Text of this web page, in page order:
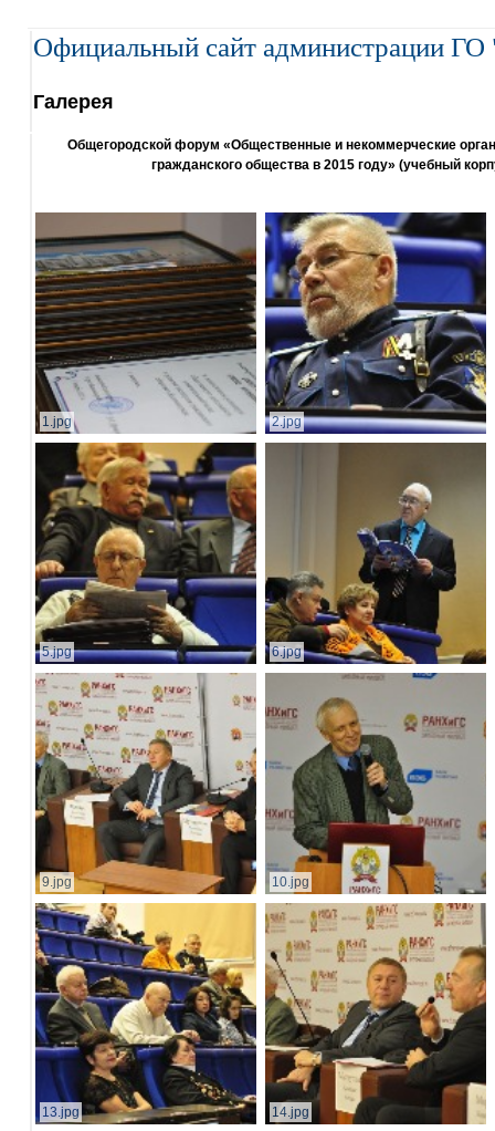
Официальный сайт администрации ГО
Галерея
Общегородской форум «Общественные и некоммерческие
гражданского общества в 2015 году» (учебный
1.jpg 2.jpg
5.jpg 6.jpg
9.jpg 10.jpg
13.jpg 14.jpg